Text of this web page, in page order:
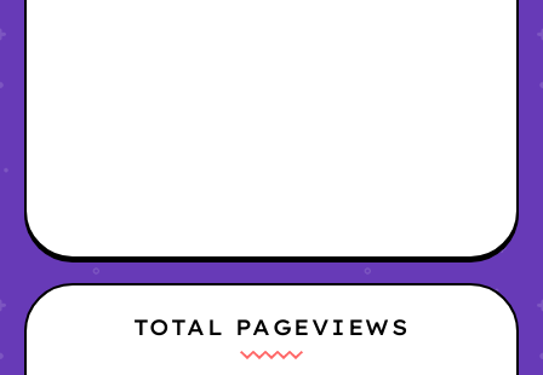
TOTAL PAGEVIEWS